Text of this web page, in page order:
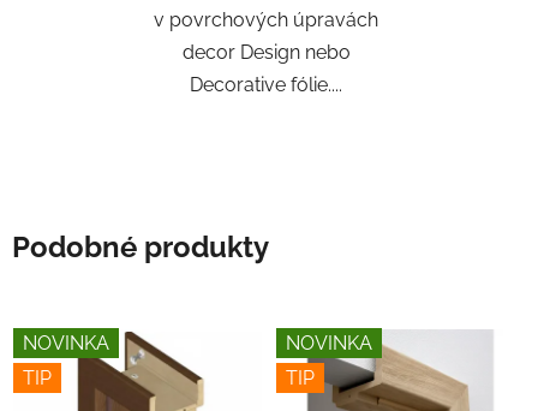
v povrchových úpravách
decor Design nebo
Decorative fólie....
Podobné produkty
NOVINKA
TIP
NOVINKA
TIP